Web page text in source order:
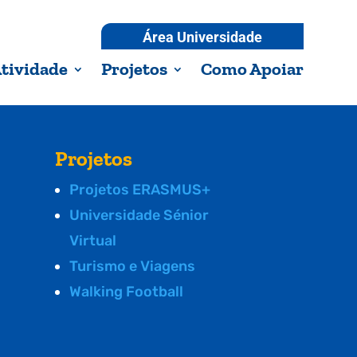
Área Universidade
Projetos Como Apoiar
Projetos
Projetos ERASMUS+
Universidade Sénior
Virtual
Turismo e Viagens
Walking Football